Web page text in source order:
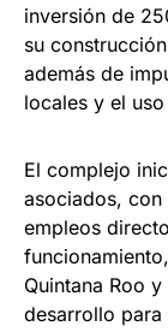
inversión de
su
además de
locales y el
El complejo
asociados,
empleos
Quintana Roo
desarrollo